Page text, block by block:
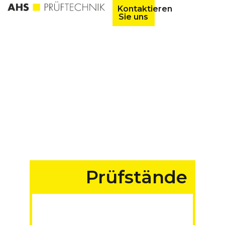
Kontaktieren
Sie uns
Prüfstände